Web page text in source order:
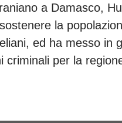
a Damasco,
la
ed ha messo in
criminali per la